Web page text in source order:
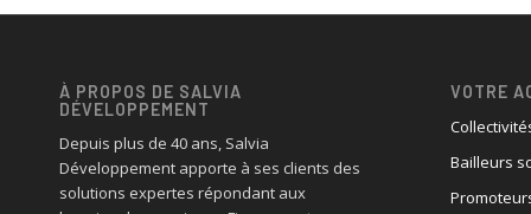
À PROPOS DE SALVIA
DÉVELOPPEMENT
Depuis plus de 40 ans, Salvia
Développement apporte à ses clients des
solutions expertes répondant aux
VOTRE
Bailleurs